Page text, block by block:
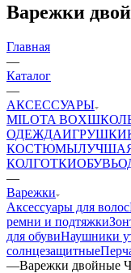
Варежки
Главная
—
Каталог
—
АКСЕССУАРЫ
MILOTA BOX
ОДЕЖДАИГРУШКИ
КОСТЮМЫ
КОЛГОТКИОБУВЬ
—
Варежки
Аксессуары для волос
ремни и подтяжки
для обувиНаушники
солнцезащитные
—Варежки двойные